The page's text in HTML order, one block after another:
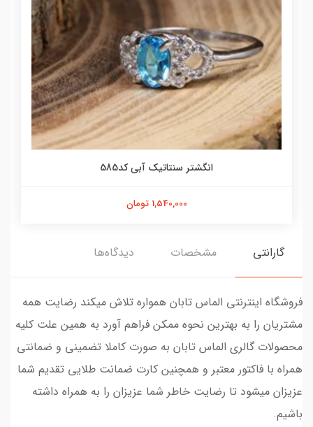
انگشتر سنتاتیک آبی کد585
1,540,000 تومان
گارانتی مشخصات دیدگاه‌ها
فروشگاه اینترنتی الماس تابان همواره تلاش میکند رضایت همه
مشتریان را به بهترین نحوه ممکن فراهم آورد به همین علت کلیه
محصولات گالری الماس تابان به صورت کاملا تضمینی و ضمانتی
همراه با فاکتور معتبر و همچنین کارت ضمانت طلایی تقدیم شما
عزیزان میشود تا رضایت خاطر شما عزیزان را به همراه داشته
باشیم.